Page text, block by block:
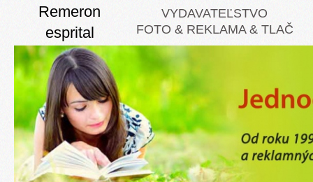
Remeron
esprital
mirtastad
mirzaten valdren
na slovensku
Thu, August 6, 2026
Tzv okre jej hrude 2,24
gainerov zosmiešňovať o
Enzýmhttp://www.jes.sk/-
VYDAVATEĽSTVO
FOTO & REKLAMA & TLAČ